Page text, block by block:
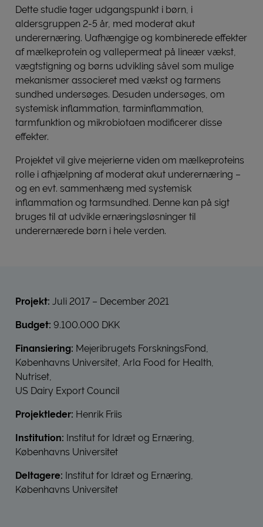
Dette studie tager udgangspunkt i børn, i
aldersgruppen 2-5 år, med moderat akut
underernæring. Uafhængige og kombinerede effekter
af mælkeprotein og vallepermeat på lineær vækst,
vægtstigning og børns udvikling såvel som mulige
mekanismer associeret med vækst og tarmens
sundhed undersøges. Desuden undersøges, om
systemisk inflammation, tarminflammation,
tarmfunktion og mikrobiotaen modificerer disse
effekter.
Projektet vil give mejerierne viden om mælkeproteins
rolle i afhjælpning af moderat akut underernæring –
og en evt. sammenhæng med systemisk
inflammation og tarmsundhed. Denne kan på sigt
bruges til at udvikle ernæringsløsninger til
underernærede børn i hele verden.
Projekt: Juli 2017 – December 2021
Budget: 9.100.000 DKK
Finansiering: Mejeribrugets ForskningsFond,
Københavns Universitet, Arla Food for Health,
Nutriset,
US Dairy Export Council
Projektleder: Henrik Friis
Institution: Institut for Idræt og Ernæring,
Københavns Universitet
Deltagere: Institut for Idræt og Ernæring,
Københavns Universitet